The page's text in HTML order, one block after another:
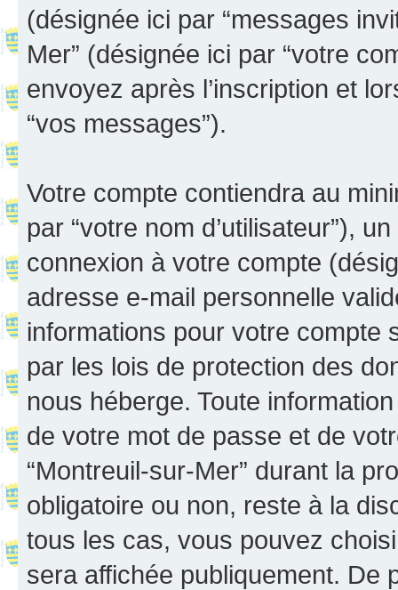
(désignée ici par “messages
Mer” (désignée ici par “votre
envoyez après l’inscription et
“vos messages”).
Votre compte contiendra au
par “votre nom d’utilisateur”),
connexion à votre compte
adresse e-mail personnelle
informations pour votre compte
par les lois de protection des
nous héberge. Toute
de votre mot de passe et de
“Montreuil-sur-Mer” durant la
obligatoire ou non, reste à la
tous les cas, vous pouvez
sera affichée publiquement. De